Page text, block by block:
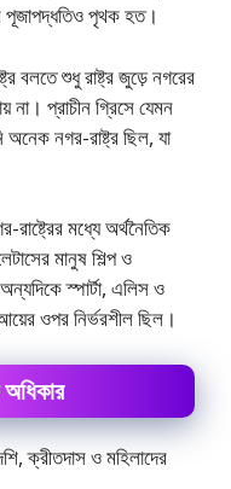
পূজাপদ্ধতিও পৃথক হত।
বলতে শুধু রাষ্ট্র জুড়ে নগরের
না। প্রাচীন গ্রিসে যেমন
অনেক নগর-রাষ্ট্র ছিল, যা
রাষ্ট্রের মধ্যে অর্থনৈতিক
মানুষ শিল্প ও
অন্যদিকে স্পার্টা, এলিস ও
ওপর নির্ভরশীল ছিল।
অধিকার
ক্রীতদাস ও মহিলাদের